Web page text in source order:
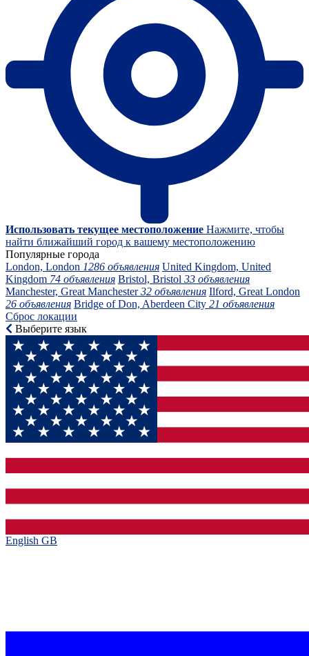
Использовать текущее местоположение Нажмите, чтобы
найти ближайший город к вашему местоположению
Популярные города
London, London 1286 объявления United Kingdom, United
Kingdom 74 объявления Bristol, Bristol 33 объявления
Manchester, Great Manchester32 объявления Ilford, Great London
26 объявления Bridge of Don, Aberdeen City 21 объявления
Сброс локации
Выберите язык
English GB‎